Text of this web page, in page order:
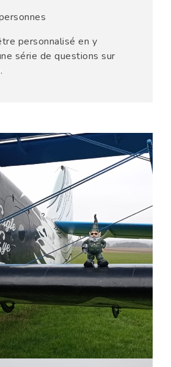
personnalisé en y
série de questions sur